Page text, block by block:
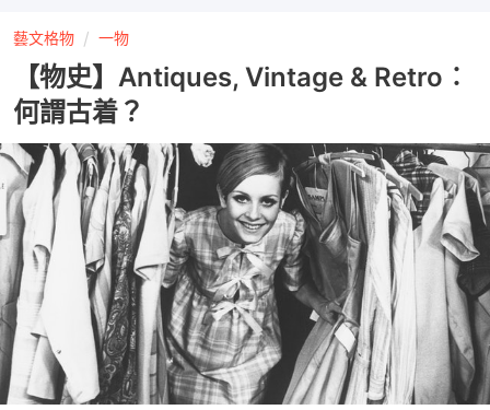
藝文格物 一物
【物史】Antiques, Vintage & Retro︰
何謂古着？